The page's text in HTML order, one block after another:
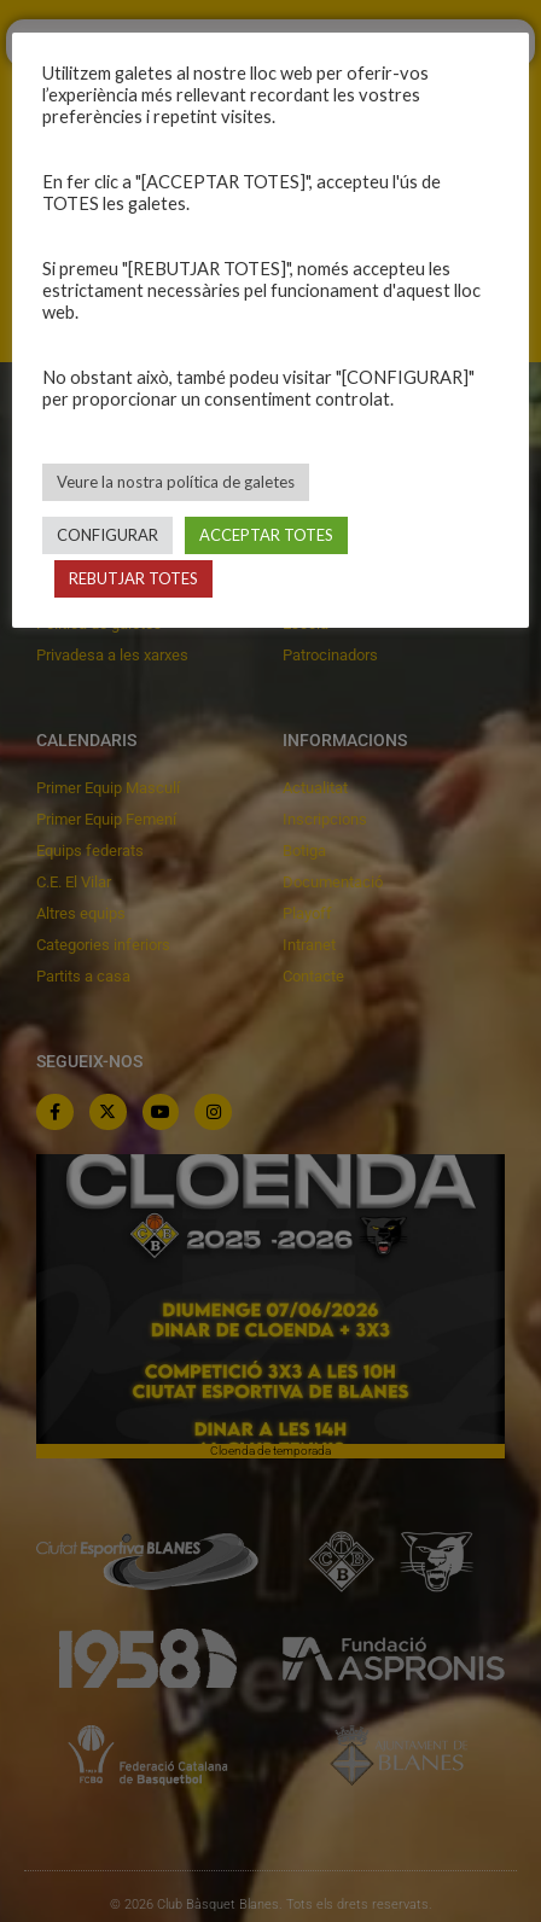
ANTERIOR SEGÜENT
Història
Organització
Publicacions
Avís legal
Privadesa a les xarxes
Primer equip masculí
Primer equip femení
Equips masculins
Equips femenins
Patrocinadors
CALENDARIS
Primer Equip Masculí
Primer Equip Femení
Equips federats
C.E. El Vilar
Altres equips
Categories inferiors
Partits a casa
INFORMACIONS
Actualitat
Inscripcions
Botiga
Documentació
Playoff
Intranet
Contacte
SEGUEIX-NOS
Cloenda de temporada
© 2026 Club Bàsquet Blanes. Tots els drets reservats.
Utilitzem galetes al nostre lloc web per oferir-vos
l’experiència més rellevant recordant les vostres
preferències i repetint visites.
En fer clic a "[ACCEPTAR TOTES]", accepteu l'ús de
TOTES les galetes.
Si premeu "[REBUTJAR TOTES]", només accepteu les
estrictament necessàries pel funcionament d'aquest lloc
web.
No obstant això, també podeu visitar "[CONFIGURAR]"
per proporcionar un consentiment controlat.
Veure la nostra política de galetes
CONFIGURAR ACCEPTAR TOTES
REBUTJAR TOTES